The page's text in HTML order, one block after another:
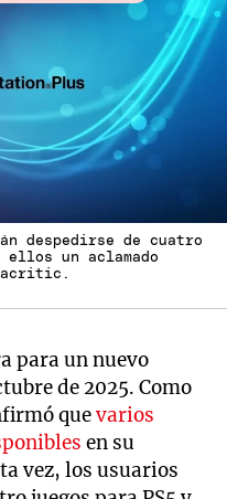
despedirse de cuatro
ellos un aclamado
para un nuevo
de 2025. Como
quevarios
en su
vez, los usuarios